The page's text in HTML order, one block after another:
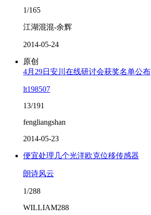
1/165
江湖混混-余辉
2014-05-24
原创
4月29日安川在线研讨会获奖名单公布
lt198507
13/191
fengliangshan
2014-05-23
便宜处理几个光洋欧克位移传感器
朗诗风云
1/288
WILLIAM288